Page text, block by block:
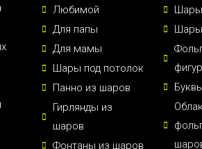
Любимой
Для папы
Для мамы
Шары под потолок
Панно из шаров
Гирлянды из
шаров
Фонтаны из шаров
Шары